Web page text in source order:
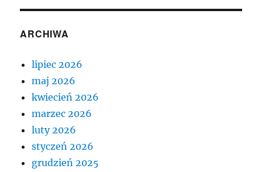
ARCHIWA
lipiec 2026
maj 2026
kwiecień 2026
marzec 2026
luty 2026
styczeń 2026
grudzień 2025